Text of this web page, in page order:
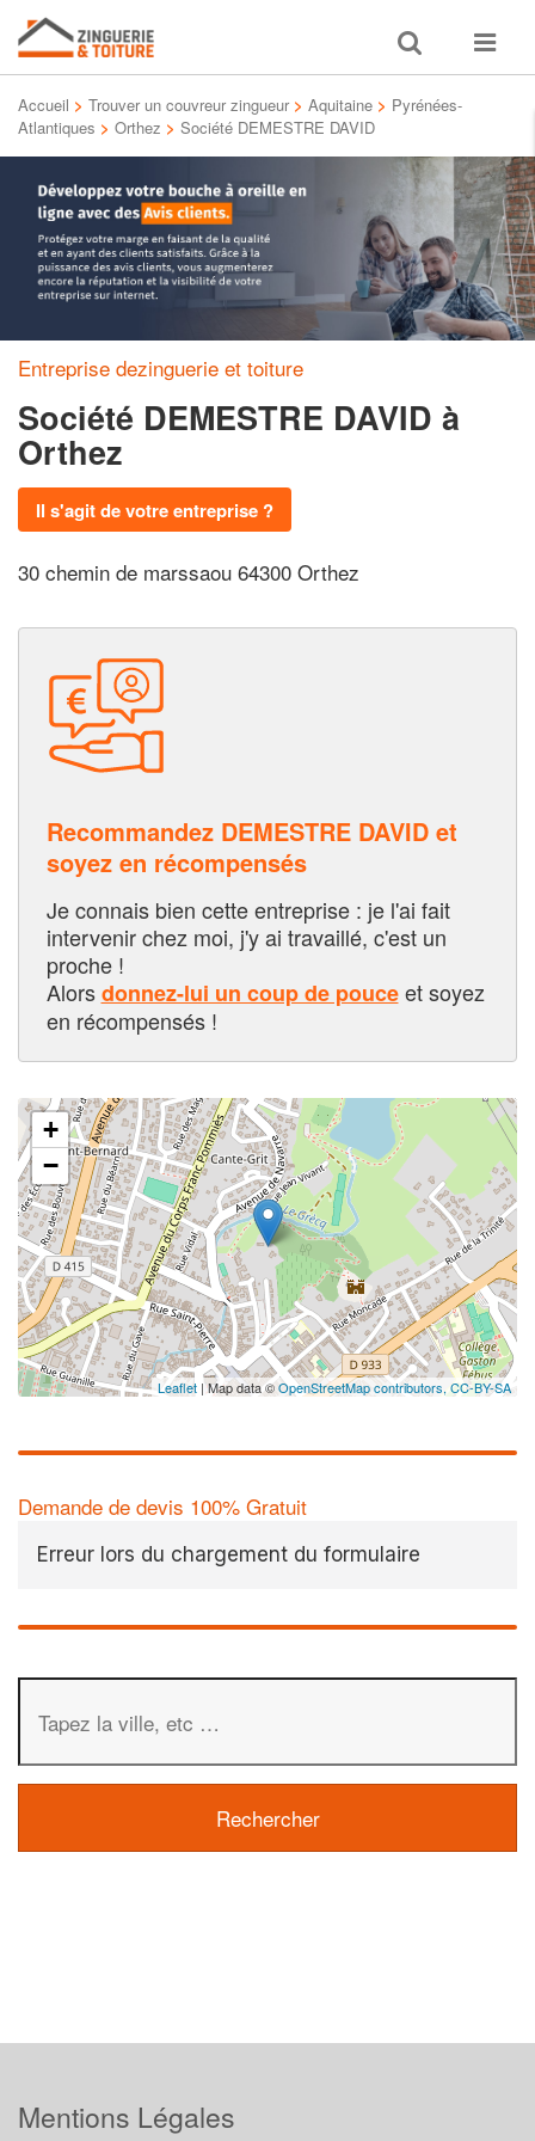
Toggle
search
Toggle
Accueil > Trouver un couvreur zingueur > Aquitaine > Pyrénées-
Atlantiques > Orthez > Société DEMESTRE DAVID
Entreprise dezinguerie et toiture
Société DEMESTRE DAVID à
Orthez
Il s'agit de votre entreprise ?
30 chemin de marssaou 64300 Orthez
Recommandez DEMESTRE DAVID et
soyez en récompensés
Je connais bien cette entreprise : je l'ai fait
intervenir chez moi, j'y ai travaillé, c'est un
proche !
Alorsdonnez-lui un coup de pouceet soyez
en récompensés !
+
−
Leaflet | Map data ©OpenStreetMap contributors, CC-BY-SA
Demande de devis 100% Gratuit
Erreur lors du chargement du formulaire
Mentions Légales